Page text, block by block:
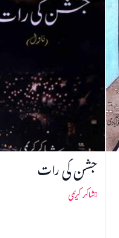
جشن کی رات
شاکر کریمی